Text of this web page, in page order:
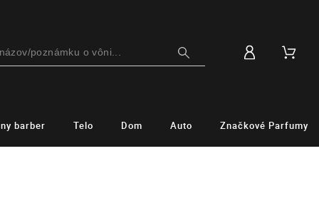
barber Telo Dom Auto Značkové Parfumy